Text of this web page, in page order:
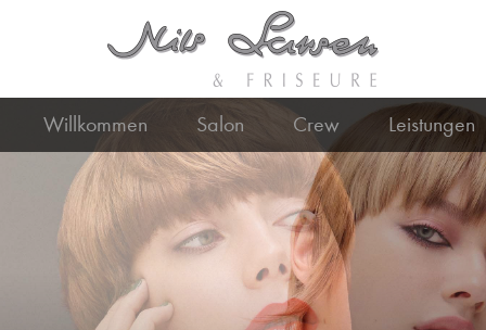
Willkommen Salon Crew Leistungen